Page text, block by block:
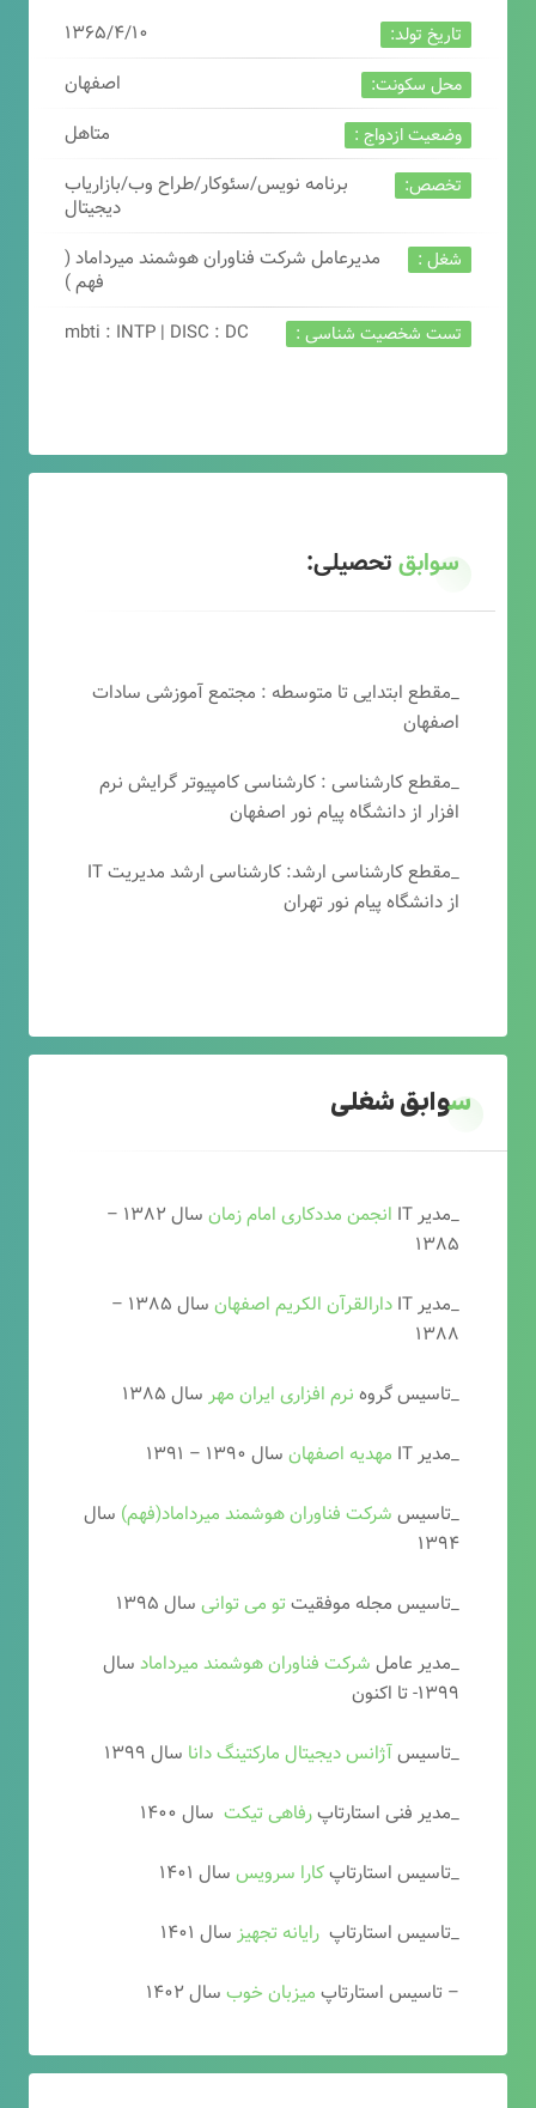
تاریخ تولد: ۱۳۶۵/۴/۱۰
محل سکونت: اصفهان
وضعیت ازدواج : متاهل
تخصص:
برنامه نویس/سئوکار/طراح وب/بازاریاب
دیجیتال
شغل :
مدیرعامل شرکت فناوران هوشمند میرداماد (
فهم )
تست شخصیت شناسی : mbti : INTP | DISC : DC
سوابقتحصیلی:
_مقطع ابتدایی تا متوسطه : مجتمع آموزشی سادات
اصفهان
_مقطع کارشناسی : کارشناسی کامپیوتر گرایش نرم
افزار از دانشگاه پیام نور اصفهان
_مقطع کارشناسی ارشد: کارشناسی ارشد مدیریت IT
از دانشگاه پیام نور تهران
سوابق شغلی
_مدیر IT انجمن مددکاری امام زمان
سال ۱۳۸۲ –
۱۳۸۵
_مدیر IT
دارالقرآن الکریم اصفهان
سال ۱۳۸۵ –
۱۳۸۸
_تاسیس گروه نرم افزاری ایران مهر سال ۱۳۸۵
_مدیر IT
مهدیه اصفهان سال ۱۳۹۰ – ۱۳۹۱
_تاسیس شرکت فناوران هوشمند میرداماد(فهم) سال
۱۳۹۴
_تاسیس مجله موفقیتتو می توانی سال ۱۳۹۵
_مدیر عامل شرکت فناوران هوشمند میرداماد سال
۱۳۹۹- تا اکنون
_تاسیسآژانس دیجیتال مارکتینگ دانا سال ۱۳۹۹
_مدیر فنی استارتاپرفاهی تیکت سال ۱۴۰۰
_تاسیس استارتاپکارا سرویس سال ۱۴۰۱
_تاسیس استارتاپ رایانه تجهیز سال ۱۴۰۱
– تاسیس استارتاپ میزبان خوب سال ۱۴۰۲